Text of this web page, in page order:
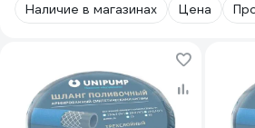
Наличие в магазинах Цена